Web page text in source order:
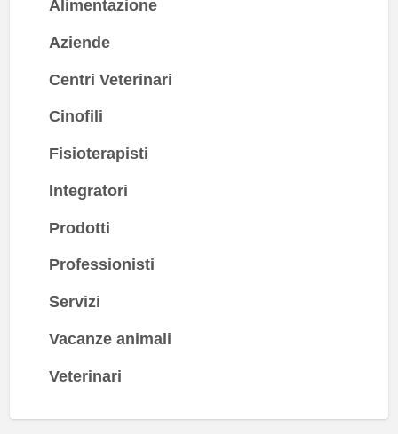
Alimentazione
Aziende
Centri Veterinari
Cinofili
Fisioterapisti
Integratori
Prodotti
Professionisti
Servizi
Vacanze animali
Veterinari